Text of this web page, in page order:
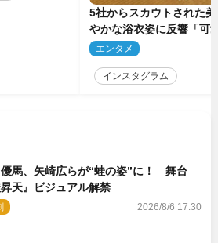
5社からスカウトされた
やかな浴衣姿に反響「可
ぅ」
エンタメ
インスタグラム
馬、矢崎広らが“蛙の姿”に！ 舞台
昇天』ビジュアル解禁
2026/8/6 17:30